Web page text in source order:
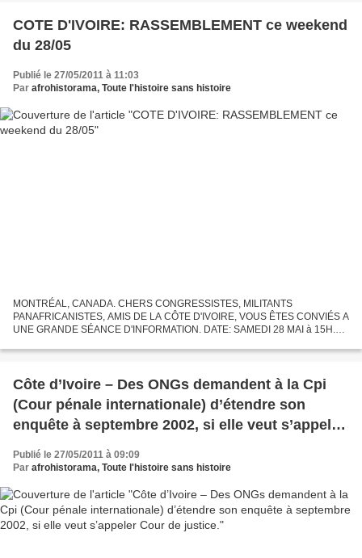
COTE D'IVOIRE: RASSEMBLEMENT ce weekend
du 28/05
Publié le 27/05/2011 à 11:03
Par afrohistorama, Toute l'histoire sans histoire
MONTRÉAL, CANADA. CHERS CONGRESSISTES, MILITANTS
PANAFRICANISTES, AMIS DE LA CÔTE D'IVOIRE, VOUS ÊTES CONVIÉS A
UNE GRANDE SÉANCE D'INFORMATION. DATE: SAMEDI 28 MAI à 15H.
MÉTRO PLACE DES ARTS...
Côte d’Ivoire – Des ONGs demandent à la Cpi
(Cour pénale internationale) d’étendre son
enquête à septembre 2002, si elle veut s’appeler
Cour de justice.
Publié le 27/05/2011 à 09:09
Par afrohistorama, Toute l'histoire sans histoire